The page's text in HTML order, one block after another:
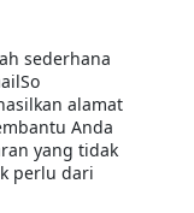
sederhana
alamat
Anda
yang tidak
perlu dari